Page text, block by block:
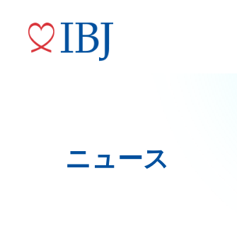
婚活サービス
代表メッセージ
ニュースリリース
株式情報
トップコミットメント
ニュース